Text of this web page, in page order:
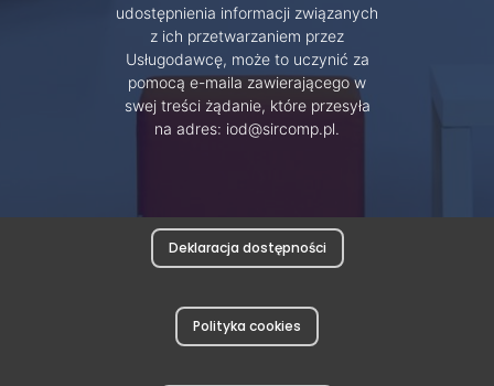
udostępnienia informacji związanych
z ich przetwarzaniem przez
Usługodawcę, może to uczynić za
pomocą e-maila zawierającego w
swej treści żądanie, które przesyła
na adres: iod@sircomp.pl.
Deklaracja dostępności
Polityka cookies